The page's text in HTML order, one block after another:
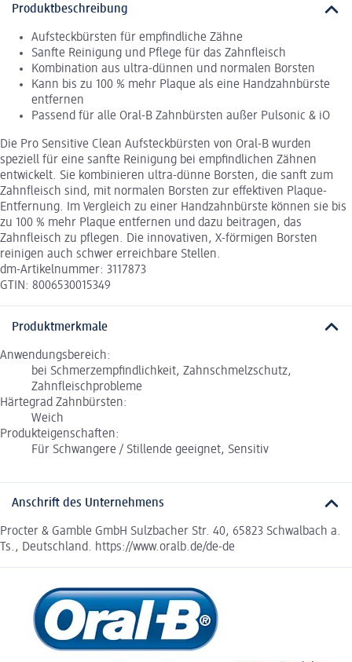
Produktbeschreibung
Aufsteckbürsten für empfindliche Zähne
Sanfte Reinigung und Pflege für das Zahnfleisch
Kombination aus ultra-dünnen und normalen Borsten
Kann bis zu 100 % mehr Plaque als eine Handzahnbürste
entfernen
Passend für alle Oral-B Zahnbürsten außer Pulsonic & iO
Die Pro Sensitive Clean Aufsteckbürsten von Oral-B wurden
speziell für eine sanfte Reinigung bei empfindlichen Zähnen
entwickelt. Sie kombinieren ultra-dünne Borsten, die sanft zum
Zahnfleisch sind, mit normalen Borsten zur effektiven Plaque-
Entfernung. Im Vergleich zu einer Handzahnbürste können sie bis
zu 100 % mehr Plaque entfernen und dazu beitragen, das
Zahnfleisch zu pflegen. Die innovativen, X-förmigen Borsten
reinigen auch schwer erreichbare Stellen.
dm-Artikelnummer: 3117873
GTIN: 8006530015349
Produktmerkmale
Anwendungsbereich:
bei Schmerzempfindlichkeit, Zahnschmelzschutz,
Zahnfleischprobleme
Härtegrad Zahnbürsten:
Weich
Produkteigenschaften:
Für Schwangere / Stillende geeignet, Sensitiv
Anschrift des Unternehmens
Procter & Gamble GmbH Sulzbacher Str. 40, 65823 Schwalbach a.
Ts., Deutschland. https://www.oralb.de/de-de